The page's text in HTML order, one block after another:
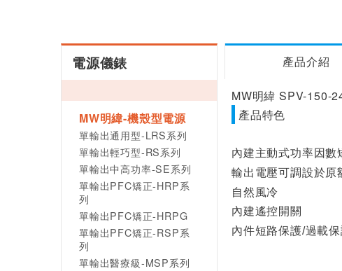
電源儀錶
MW明緯-機殼型電源
單輸出通用型-LRS系列
單輸出輕巧型-RS系列
單輸出中高功率-SE系列
單輸出PFC矯正-HRP系
列
單輸出PFC矯正-HRPG
單輸出PFC矯正-RSP系
列
單輸出醫療級-MSP系列
產品介紹
MW明緯 SPV-150-
產品特色
內建主動式功率因
輸出電壓可調設於原
自然風冷
內建遙控開關
內件短路保護/過載